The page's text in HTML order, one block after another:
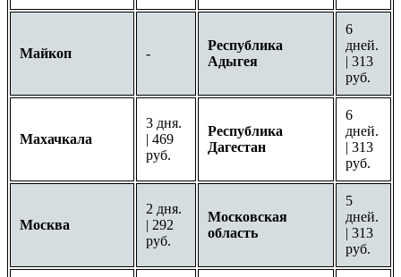
Майкоп -
Республика
Адыгея
6
дней.
| 313
руб.
Махачкала
3 дня.
| 469
руб.
Республика
Дагестан
6
дней.
| 313
руб.
Москва
2 дня.
| 292
руб.
Московская
область
5
дней.
| 313
руб.